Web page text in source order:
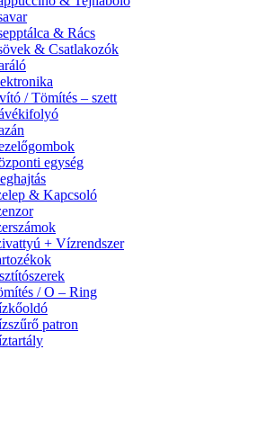
& Rács
& Csatlakozók
/ Tömítés – szett
egység
& Kapcsoló
+ Vízrendszer
/ O – Ring
patron